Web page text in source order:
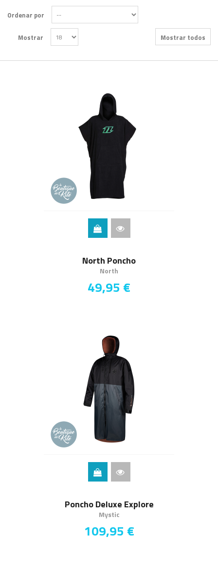
Ordenar por
Mostrar Mostrar todos
North Poncho
North
49,95 €
Poncho Deluxe Explore
Mystic
109,95 €